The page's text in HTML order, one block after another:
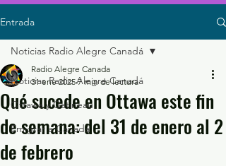
Entrada
Noticias Radio Alegre Canadá
Ottawa y Gatineau
Emigrar a Canadá
Noticias Radio Alegre Canadá
Qué sucede en Ottawa este fin
de semana: del 31 de enero al 2
de febrero
Radio Alegre Canada
31 ene 2025 7 min de lectura